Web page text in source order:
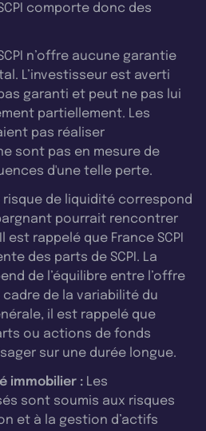
comporte donc des
n’offre aucune garantie
L’investisseur est averti
garanti et peut ne pas lui
partiellement. Les
pas réaliser
sont pas en mesure de
d'une telle perte.
risque de liquidité correspond
pourrait rencontrer
rappelé que France SCPI
des parts de SCPI. La
de l’équilibre entre l’offre
de la variabilité du
il est rappelé que
ou actions de fonds
sur une durée longue.
immobilier : Les
sont soumis aux risques
et à la gestion d’actifs